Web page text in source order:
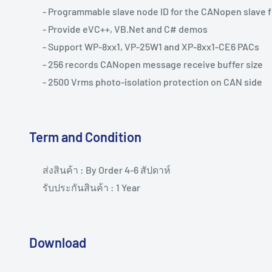
- Programmable slave node ID for the CANopen slave
- Provide eVC++, VB.Net and C# demos
- Support WP-8xx1, VP-25W1 and XP-8xx1-CE6 PACs
- 256 records CANopen message receive buffer size
- 2500 Vrms photo-isolation protection on CAN side
Term and Condition
ส่งสินค้า : By Order 4-6 สัปดาห์
รับประกันสินค้า : 1 Year
Download